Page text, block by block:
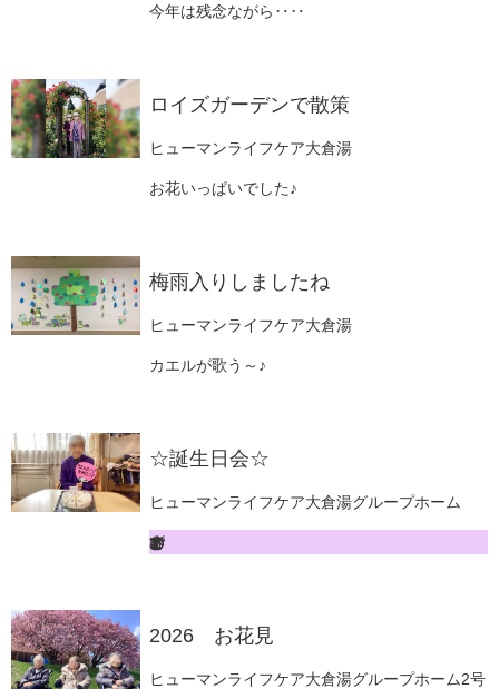
今年は残念ながら‥‥
ロイズガーデンで散策
ヒューマンライフケア大倉湯
お花いっぱいでした♪
梅雨入りしましたね
ヒューマンライフケア大倉湯
カエルが歌う～♪
☆誕生日会☆
ヒューマンライフケア大倉湯グループホーム
2026 お花見
ヒューマンライフケア大倉湯グループホーム2号